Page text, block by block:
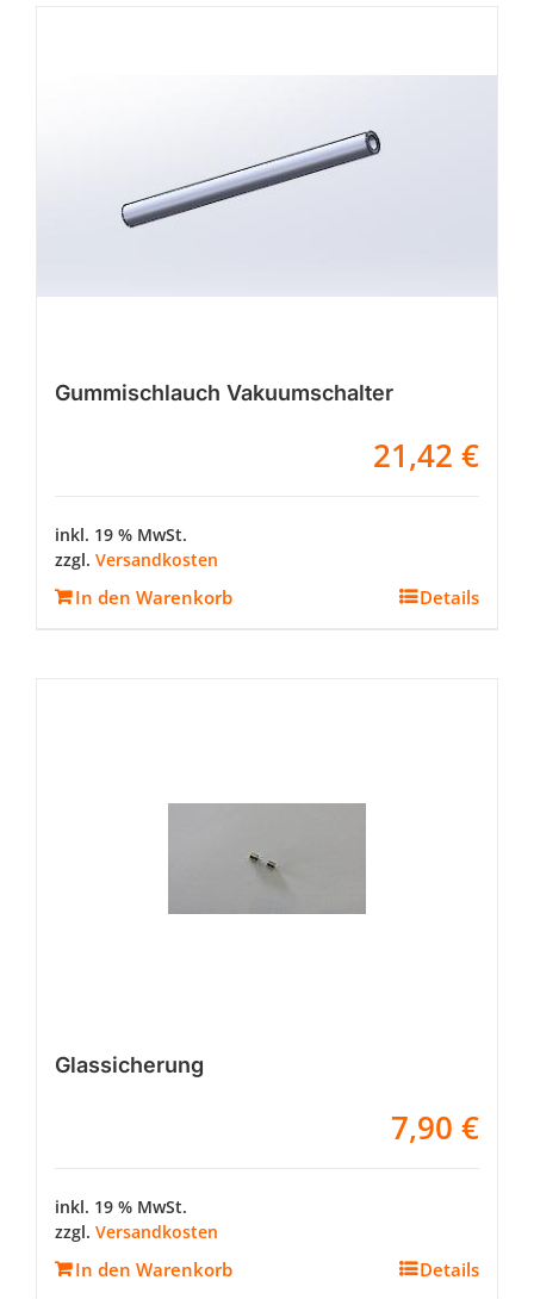
Gummischlauch Vakuumschalter
21,42 €
inkl. 19 % MwSt.
zzgl. Versandkosten
In den Warenkorb Details
Glassicherung
7,90 €
inkl. 19 % MwSt.
zzgl. Versandkosten
In den Warenkorb Details